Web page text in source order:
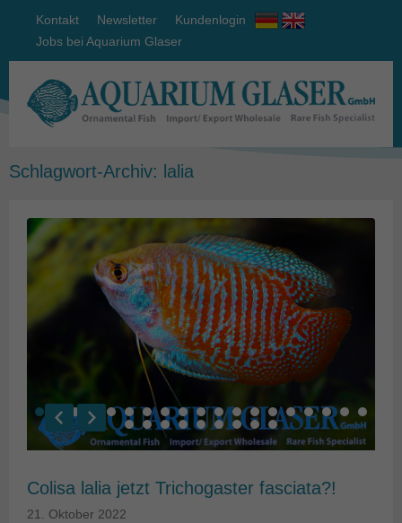
Kontakt Newsletter
Kundenlogin
Jobs bei Aquarium Glaser
Schlagwort-Archiv: lalia
Colisa lalia jetzt Trichogaster fasciata?!
21. Oktober 2022